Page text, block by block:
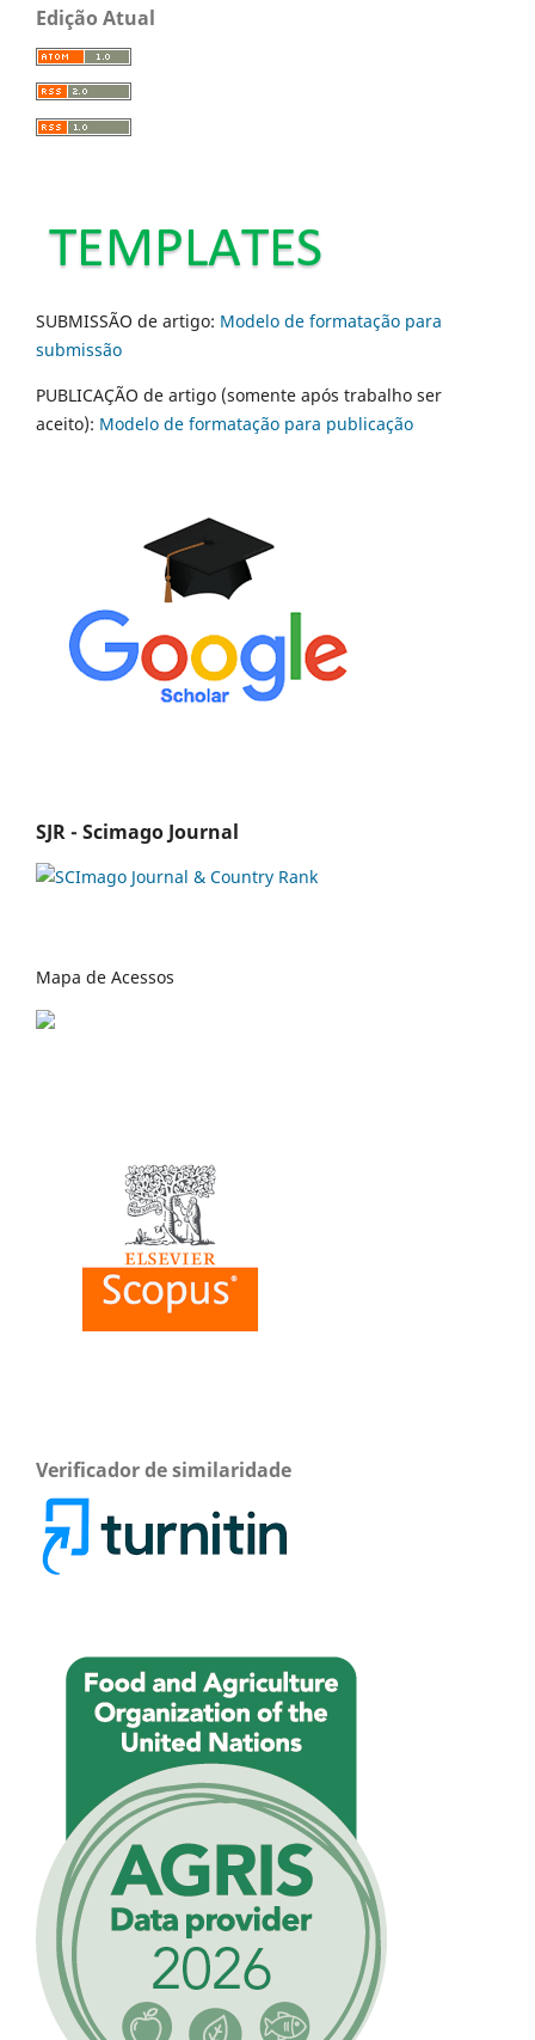
Edição Atual
SUBMISSÃO de artigo: Modelo de formatação para
submissão
PUBLICAÇÃO de artigo (somente após trabalho ser
aceito): Modelo de formatação para publicação
SJR - Scimago Journal
Mapa de Acessos
Verificador de similaridade